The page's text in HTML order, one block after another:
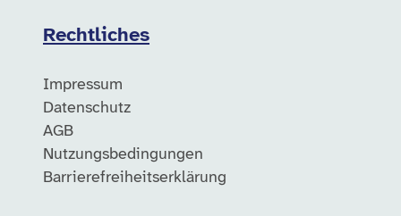
Rechtliches
Impressum
Datenschutz
AGB
Nutzungsbedingungen
Barrierefreiheitserklärung